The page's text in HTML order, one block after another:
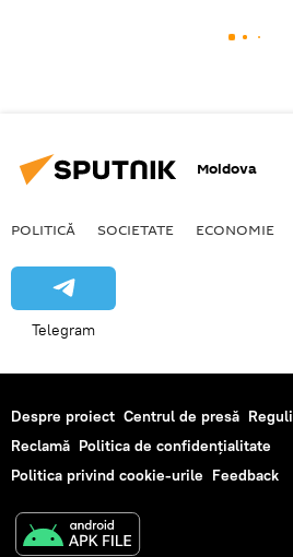
Moldova
POLITICĂ SOCIETATE ECONOMIE
Telegram
Despre proiect Centrul de presă Reguli
Reclamă Politica de confidențialitate
Politica privind cookie-urile Feedback